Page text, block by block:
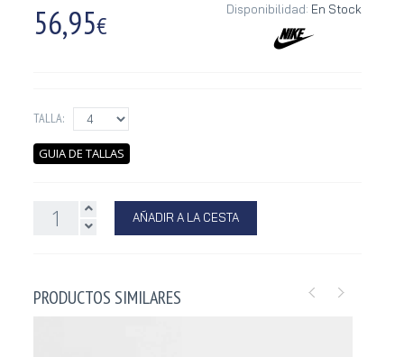
56,95€
Disponibilidad: En Stock
TALLA:
GUIA DE TALLAS
AÑADIR A LA CESTA
PRODUCTOS SIMILARES